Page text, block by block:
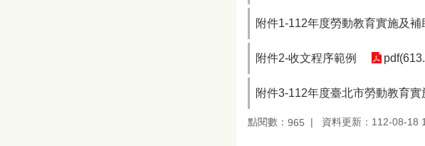
附件1-112年度勞動教育實施及補
附件2-收文程序範例
附件3-112年度臺北市勞動教育
點閱數： 965 資料更新：112-08-18